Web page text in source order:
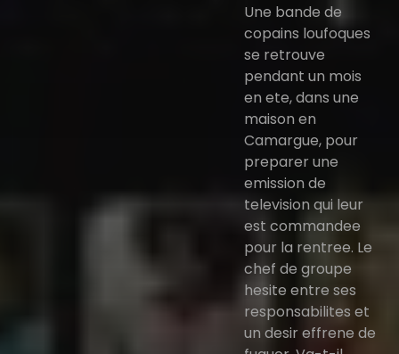
Une bande de
copains loufoques
se retrouve
pendant un mois
en ete, dans une
maison en
Camargue, pour
preparer une
emission de
television qui leur
est commandee
pour la rentree. Le
chef de groupe
hesite entre ses
responsabilites et
un desir effrene de